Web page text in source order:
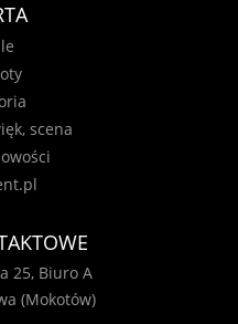
scena
25, Biuro A
(Mokotów)